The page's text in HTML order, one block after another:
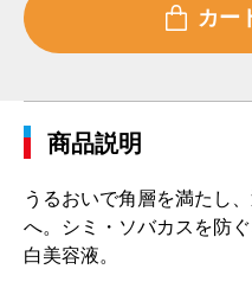
商品説明
うるおいで角層を満たし
へ。シミ・ソバカスを防
白美容液。